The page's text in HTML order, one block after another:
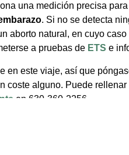
una medición precisa
. Si no se detecta
aborto natural, en cuyo
a pruebas de ETS e
en este viaje, así que
coste alguno. Puede rellenar
en 630-360-2256.